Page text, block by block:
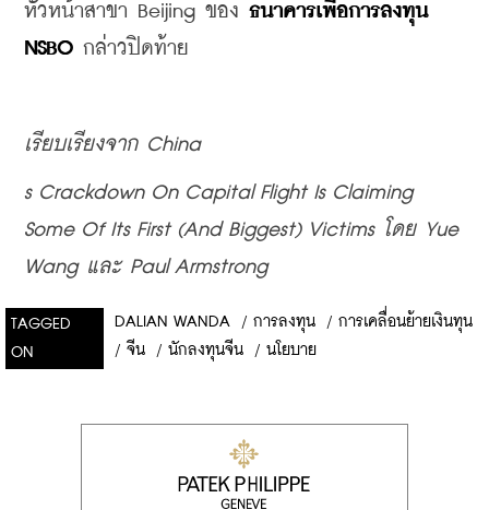
หัวหน้าสาขา Beijing ของ
ธนาคารเพื่อการลงทุน
NSBO กล่าวปิดท้าย
เรียบเรียงจาก China
s Crackdown On Capital Flight Is Claiming
Some Of Its First (And Biggest) Victims โดย Yue
Wang และ Paul Armstrong
TAGGED
ON
DALIAN WANDA / การลงทุน / การเคลื่อนย้ายเงินทุน
/ จีน / นักลงทุนจีน / นโยบาย